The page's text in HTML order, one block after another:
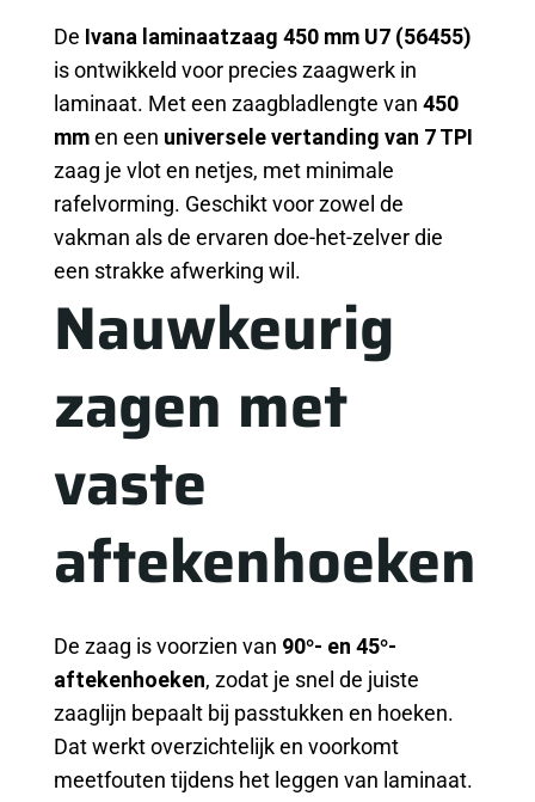
De Ivana laminaatzaag 450 mm U7 (56455)
is ontwikkeld voor precies zaagwerk in
laminaat. Met een zaagbladlengte van 450
mmen een universele vertanding van 7 TPI
zaag je vlot en netjes, met minimale
rafelvorming. Geschikt voor zowel de
vakman als de ervaren doe-het-zelver die
een strakke afwerking wil.
Nauwkeurig
zagen met
vaste
aftekenhoeken
De zaag is voorzien van 90°- en 45°-
aftekenhoeken, zodat je snel de juiste
zaaglijn bepaalt bij passtukken en hoeken.
Dat werkt overzichtelijk en voorkomt
meetfouten tijdens het leggen van laminaat.